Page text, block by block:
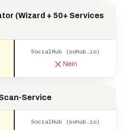
(Wizard + 50+ Services
SocialHub (sohub.io)
Nein
Service
SocialHub (sohub.io)